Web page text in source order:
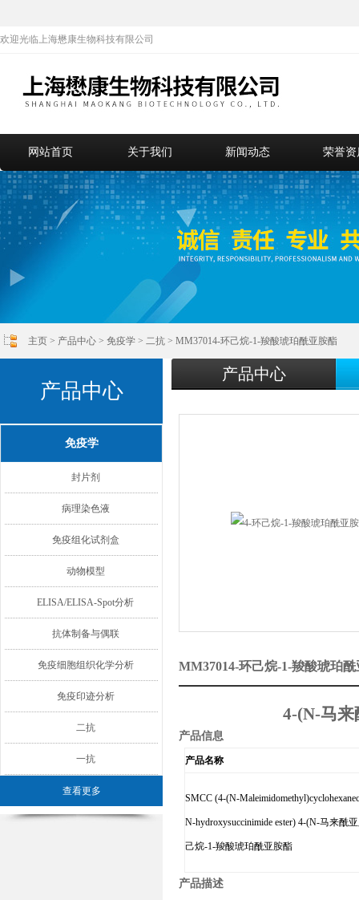
欢迎光临上海懋康生物科技有限公司
网站首页 关于我们 新闻动态 荣誉资
主页 > 产品中心 > 免疫学 > 二抗 > MM37014-环己烷-1-羧酸琥珀酰亚胺酯
产品中心
免疫学
封片剂
病理染色液
免疫组化试剂盒
动物模型
ELISA/ELISA-Spot分析
抗体制备与偶联
免疫细胞组织化学分析
免疫印迹分析
二抗
一抗
查看更多
产品中心
MM37014-环己烷-1-羧酸琥珀
4-(N-马
产品信息
产品名称
SMCC (4-(N-
N-hydroxysuccinimide ester) 4-(N-马来酰
己烷-1-羧酸琥珀酰亚胺酯
产品描述